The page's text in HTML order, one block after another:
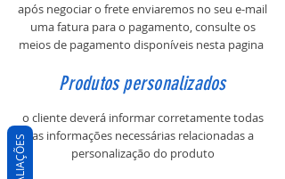
após negociar o frete enviaremos no seu e-mail
uma fatura para o pagamento, consulte os
meios de pagamento disponíveis nesta pagina
Produtos personalizados
o cliente deverá informar corretamente todas
as informações necessárias relacionadas a
personalização do produto
AVALIAÇÕES